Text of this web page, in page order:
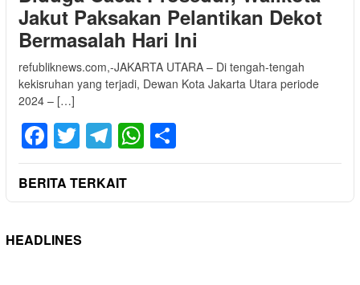
Jakut Paksakan Pelantikan Dekot
Bermasalah Hari Ini
refubliknews.com,-JAKARTA UTARA – Di tengah-tengah
kekisruhan yang terjadi, Dewan Kota Jakarta Utara periode
2024 – […]
Facebook
Twitter
Telegram
WhatsApp
BERITA TERKAIT
HEADLINES